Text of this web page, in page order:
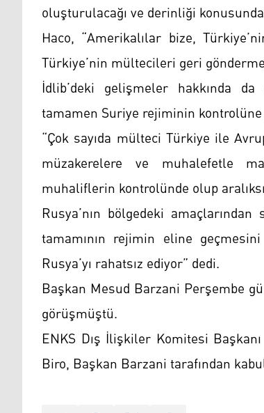
oluşturulacağı ve derinliği
Haco, “Amerikalılar bize,
Türkiye’nin mültecileri geri
İdlib’deki gelişmeler hakkında
tamamen Suriye rejiminin
“Çok sayıda mülteci Türkiye ile
müzakerelere ve muhalefetle
muhaliflerin kontrolünde olup
Rusya’nın bölgedeki
tamamının rejimin eline
Rusya’yı rahatsız ediyor” dedi.
Başkan Mesud Barzani Perşembe
görüşmüştü.
ENKS Dış İlişkiler Komitesi
Biro, Başkan Barzani tarafından